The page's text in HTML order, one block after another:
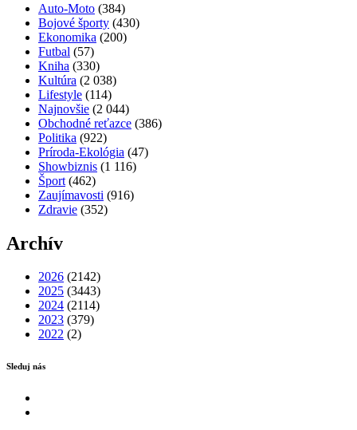
Auto-Moto (384)
Bojové športy (430)
Ekonomika (200)
Futbal (57)
Kniha (330)
Kultúra (2 038)
Lifestyle (114)
Najnovšie (2 044)
Obchodné reťazce (386)
Politika (922)
Príroda-Ekológia (47)
Showbiznis (1 116)
Šport (462)
Zaujímavosti (916)
Zdravie (352)
Archív
2026 (2142)
2025 (3443)
2024 (2114)
2023 (379)
2022 (2)
Sleduj nás